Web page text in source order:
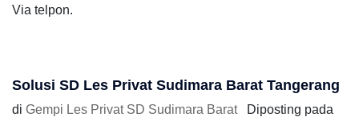
Via telpon.
Solusi SD Les Privat Sudimara Barat Tangerang
di Gempi Les Privat SD Sudimara Barat
Diposting pada